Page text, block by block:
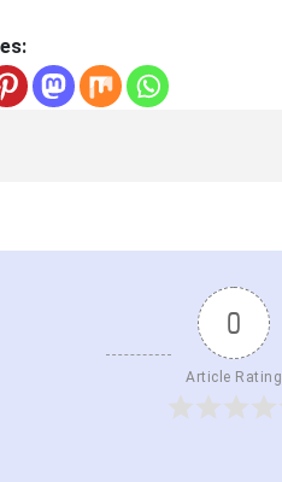
0
Article Rating